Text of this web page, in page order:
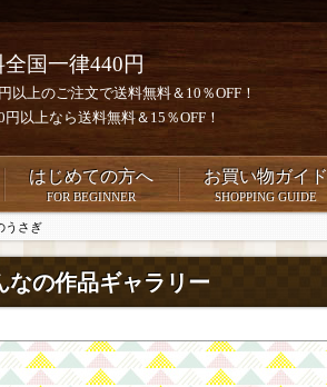
全国一律440円
以上のご注文で送料無料＆10％OFF！
円以上なら送料無料＆15％OFF！
はじめての方へ
FOR BEGINNER
お買い物ガイド
SHOPPING GUIDE
うさぎ
なの作品ギャラリー